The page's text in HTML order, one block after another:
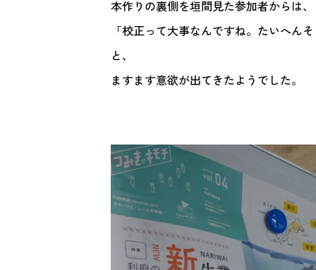
本作りの裏側を垣間見た参加者からは、
「校正って大事なんですね。たいへん
と、
ますます意欲が出てきたようでした。